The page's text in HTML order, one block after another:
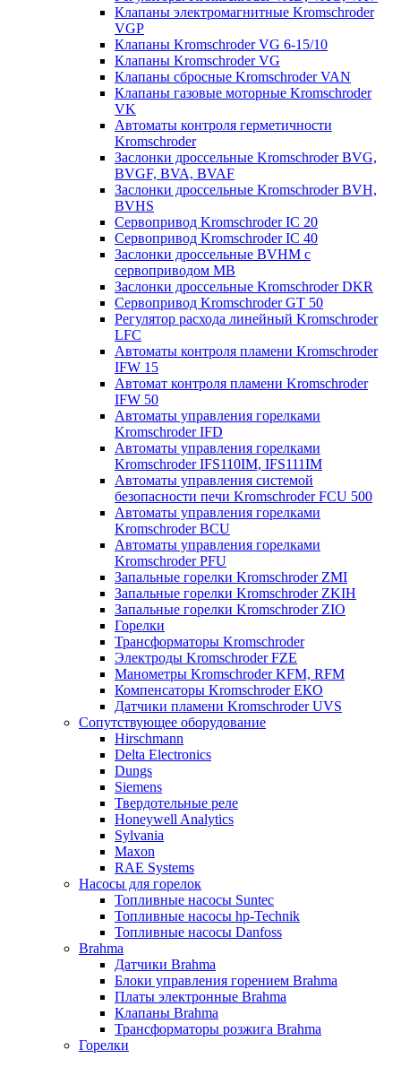
Клапаны электромагнитные Kromschroder
VGP
Клапаны Kromschroder VG 6-15/10
Клапаны Kromschroder VG
Клапаны сбросные Kromschroder VAN
Клапаны газовые моторные Kromschroder
VK
Автоматы контроля герметичности
Kromschroder
Заслонки дроссельные Kromschroder BVG,
BVGF, BVA, BVAF
Заслонки дроссельные Kromschroder BVH,
BVHS
Сервопривод Kromschroder IC 20
Сервопривод Kromschroder IC 40
Заслонки дроссельные BVHM с
сервоприводом МВ
Заслонки дроссельные Kromschroder DKR
Cервопривод Kromschroder GT 50
Регулятор расхода линейный Kromschroder
LFC
Автоматы контроля пламени Kromschroder
IFW 15
Автомат контроля пламени Kromschroder
IFW 50
Автоматы управления горелками
Kromschroder IFD
Автоматы управления горелками
Kromschroder IFS110IM, IFS111IM
Автоматы управления системой
безопасности печи Kromschroder FCU 500
Автоматы управления горелками
Kromschroder BCU
Автоматы управления горелками
Kromschroder PFU
Запальные горелки Kromschroder ZМI
Запальные горелки Kromschroder ZKIH
Запальные горелки Kromschroder ZIO
Горелки
Трансформаторы Kromschroder
Электроды Kromschroder FZE
Манометры Kromschroder KFM, RFM
Компенсаторы Kromschroder ЕКО
Датчики пламени Kromschroder UVS
Сопутствующее оборудование
Hirschmann
Delta Electronics
Dungs
Siemens
Твердотельные реле
Honeywell Analytics
Sylvania
Maxon
RAE Systems
Насосы для горелок
Топливные насосы Suntec
Топливные насосы hp-Technik
Топливные насосы Danfoss
Brahma
Датчики Brahma
Блоки управления горением Brahma
Платы электронные Brahma
Клапаны Brahma
Трансформаторы розжига Brahma
Горелки